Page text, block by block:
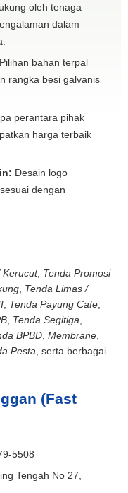
oleh tenaga
dalam
Pilihan bahan terpal
rangka besi galvanis
perantara pihak
harga terbaik
Desain logo
dengan
Kerucut, Tenda Promosi
Tenda Limas /
Tenda Payung Cafe
Tenda Segitiga
BPBD Membrane
Pesta , serta berbagai
(Fast
5508
Tengah No 27,